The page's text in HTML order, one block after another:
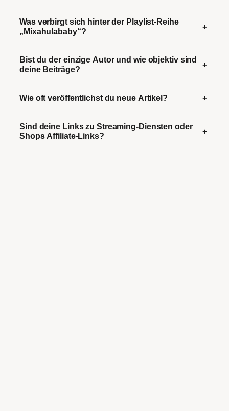
Was verbirgt sich hinter der Playlist-Reihe
„Mixahulababy“?
+
Bist du der einzige Autor und wie objektiv sind
deine Beiträge?
+
Wie oft veröffentlichst du neue Artikel? +
Sind deine Links zu Streaming-Diensten oder
Shops Affiliate-Links?
+